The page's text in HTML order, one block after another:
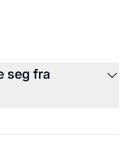
seg fra